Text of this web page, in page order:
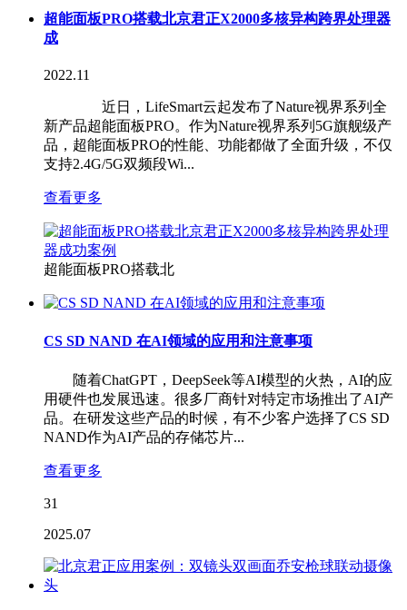
超能面板PRO搭载北京君正X2000多核异构跨界处理器
成
2022.11
近日，LifeSmart云起发布了Nature视界系列全
新产品超能面板PRO。作为Nature视界系列5G旗舰级产
品，超能面板PRO的性能、功能都做了全面升级，不仅
支持2.4G/5G双频段Wi...
查看更多
超能面板PRO搭载北
CS SD NAND 在AI领域的应用和注意事项
随着ChatGPT，DeepSeek等AI模型的火热，AI的应
用硬件也发展迅速。很多厂商针对特定市场推出了AI产
品。在研发这些产品的时候，有不少客户选择了CS SD
NAND作为AI产品的存储芯片...
查看更多
31
2025.07